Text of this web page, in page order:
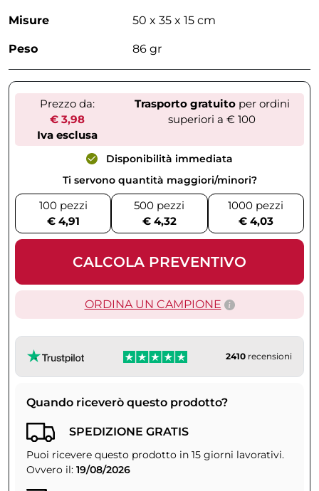
Misure 50 x 35 x 15 cm
Peso 86 gr
Prezzo da:
€ 3,98
Iva esclusa
Trasporto gratuitoper ordini
superiori a € 100
Disponibilità immediata
Ti servono quantità maggiori/minori?
100 pezzi
€ 4,91
500 pezzi
€ 4,32
1000 pezzi
€ 4,03
CALCOLA PREVENTIVO
ORDINA UN CAMPIONE
2410 recensioni
Quando riceverò questo prodotto?
SPEDIZIONE GRATIS
Puoi ricevere questo prodotto in 15 giorni lavorativi.
Ovvero il: 19/08/2026